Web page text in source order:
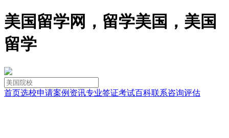
美国留学网，留学美国，美国
留学
首页选校申请案例 资讯专业签证考试百科联系咨询评估